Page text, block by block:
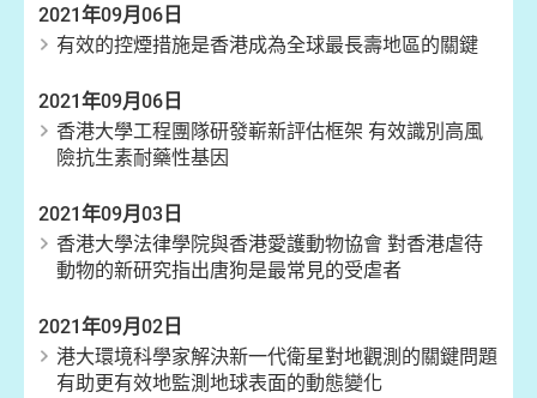
2021年09月06日
有效的控煙措施是香港成為全球最長壽地區的關鍵
2021年09月06日
香港大學工程團隊研發嶄新評估框架 有效識別高風
險抗生素耐藥性基因
2021年09月03日
香港大學法律學院與香港愛護動物協會 對香港虐待
動物的新研究指出唐狗是最常見的受虐者
2021年09月02日
港大環境科學家解決新一代衛星對地觀測的關鍵問題
有助更有效地監測地球表面的動態變化